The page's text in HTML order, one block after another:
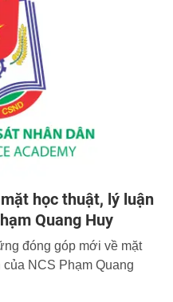
học thuật, lý luận
Quang Huy
đóng góp mới về mặt
NCS Phạm Quang